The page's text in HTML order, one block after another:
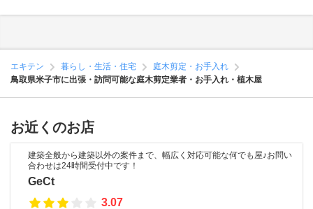
エキテン 暮らし・生活・住宅
庭木剪定・お手入れ
鳥取県米子市に出張・訪問可能な庭木剪定業者・お手入れ・植木屋
お近くのお店
建築全般から建築以外の案件まで、幅広く対応可能な何でも屋♪お問い
合わせは24時間受付中です！
GeCt
3.07